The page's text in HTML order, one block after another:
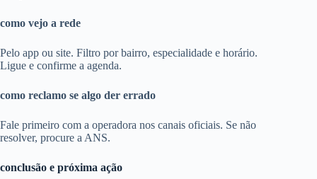
como vejo a rede
Pelo app ou site. Filtro por bairro, especialidade e horário.
Ligue e confirme a agenda.
como reclamo se algo der errado
Fale primeiro com a operadora nos canais oficiais. Se não
resolver, procure a ANS.
conclusão e próxima ação